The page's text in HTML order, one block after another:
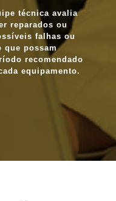
técnica avalia
reparados ou
falhas ou
que possam
recomendado
equipamento.